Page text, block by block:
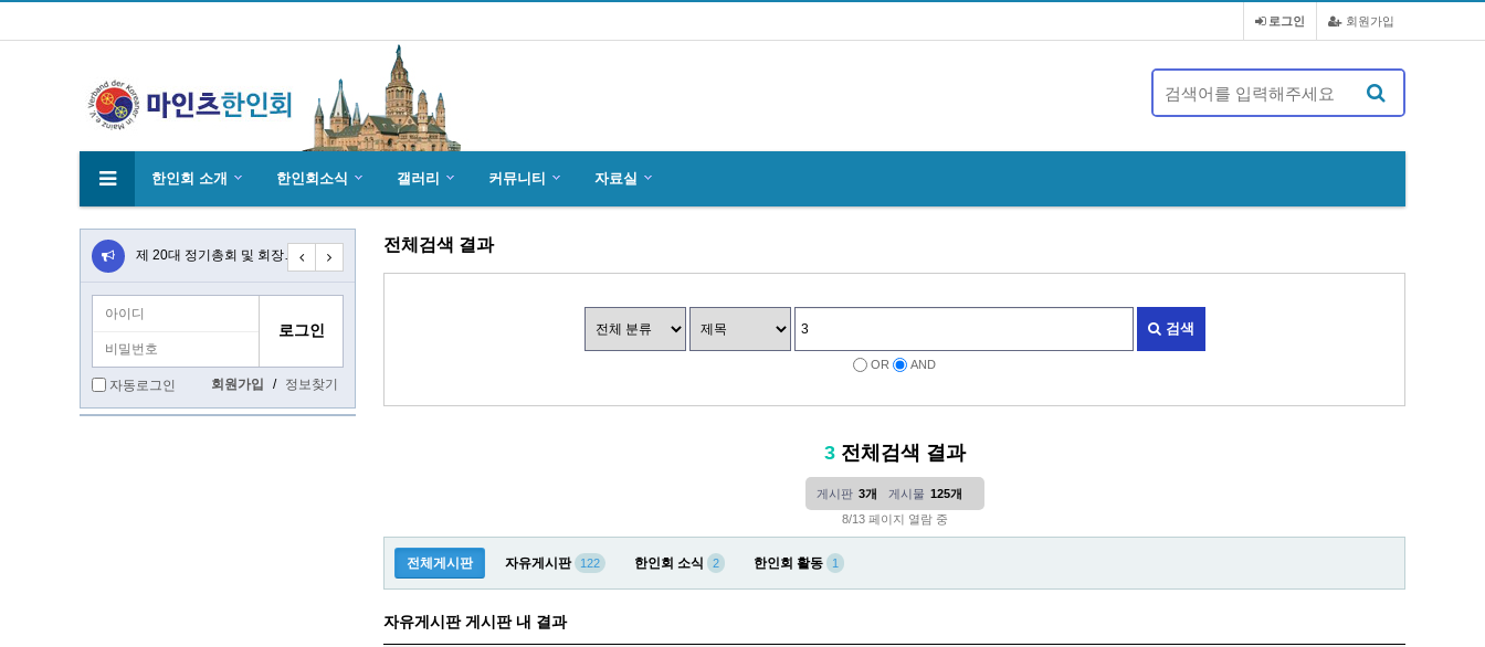
회원가입
로그인
한인회 소개 한인회소식 갤러리 커뮤니티 자료실
전체검색 결과
검색
OR AND
3전체검색 결과
게시판 3개 게시물 125개
8/13 페이지 열람 중
전체게시판 자유게시판 122 한인회 소식 2 한인회 활동 1
자유게시판 게시판 내 결과
4월27일 마인츠 한인 여성합창단10회 연주… 제 20대 정기총회 및 회장 선출 공문 초대합니다 마인츠 한인회 문화 행사 2020…
자동로그인 회원가입 / 정보찾기